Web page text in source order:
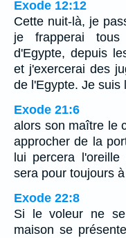
Exode 12:12
Cette nuit-là, je
je frapperai
d'Egypte, depuis
et j'exercerai des
de l'Egypte. Je suis
Exode 21:6
alors son maître le
approcher de la
lui percera
sera pour toujours
Exode 22:8
Si le voleur ne
maison se